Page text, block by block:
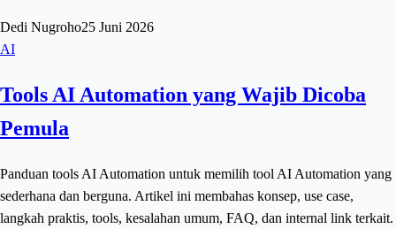
Dedi Nugroho25 Juni 2026
AI
Tools AI Automation yang Wajib Dicoba
Pemula
Panduan tools AI Automation untuk memilih tool AI Automation yang
sederhana dan berguna. Artikel ini membahas konsep, use case,
langkah praktis, tools, kesalahan umum, FAQ, dan internal link terkait.